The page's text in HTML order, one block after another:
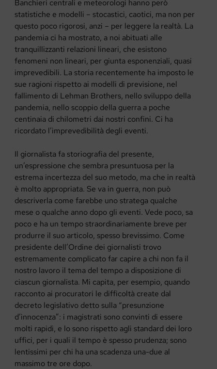
Banchieri centrali e meteorologi hanno però
statistiche e modelli – stocastici, caotici, ma non per
questo poco rigorosi, anzi – per leggere la realtà. La
pandemia ci ha mostrato, a noi abituati alle
tranquillizzanti relazioni lineari, che esistono
fenomeni non lineari, per giunta esponenziali, quasi
imprevedibili. La storia recentemente ha imposto le
sue ragioni rispetto ai modelli di previsione, nel
fallimento di Lehman Brothers, nello sviluppo della
pandemia, nello scoppio della guerra a poche
centinaia di chilometri dai nostri confini. Ci ha
ricordato l’imprevedibilità degli eventi.
Il giornalista fa storiografia del presente,
un’espressione che sembra presuntuosa per la
estrema incertezza del suo metodo, ma che in realtà
è molto appropriata. Se va in guerra, non può
descriverla come farebbe uno stratega qualche
mese o qualche anno dopo gli eventi. Vede poco, sa
poco e ha un tempo straordinariamente breve per
produrre il suo articolo, spesso brevissimo. Come
presidente dell’Ordine dei giornalisti trovo
estremamente complicato far capire a chi non fa il
nostro lavoro il tema del tempo a disposizione di
ciascun giornalista. Mi capita, per esempio, quando
racconto ai procuratori le difficoltà create dal
decreto legislativo detto sulla “presunzione
d’innocenza”: i magistrati sono convinti di essere
molti rapidi, e lo sono rispetto agli standard dei loro
uffici, per i quali il tempo è spesso prudenza; sono
lentissimi per chi ha una scadenza una-due al
massimo tre ore dopo.